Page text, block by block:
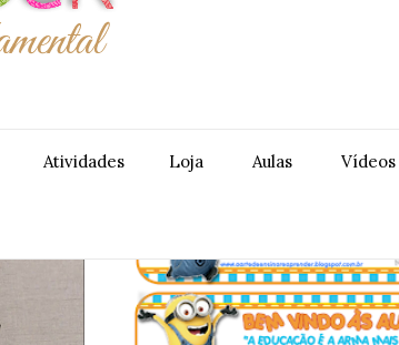
Atividades Loja Aulas Vídeos